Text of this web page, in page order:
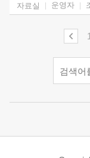
자료실 운영자